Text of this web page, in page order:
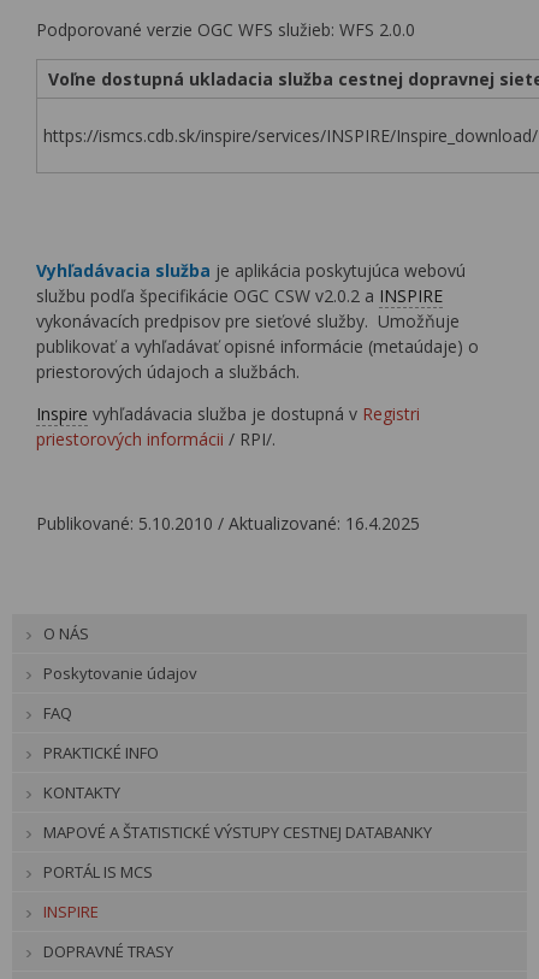
Podporované verzie OGC WFS služieb: WFS 2.0.0
Voľne dostupná ukladacia služba cestnej dopravnej
https://ismcs.cdb.sk/inspire/services/INSPIRE/
Vyhľadávacia služba je aplikácia poskytujúca webovú
službu podľa špecifikácie OGC CSW v2.0.2 a INSPIRE
vykonávacích predpisov pre sieťové služby. Umožňuje
publikovať a vyhľadávať opisné informácie (metaúdaje) o
priestorových údajoch a službách.
Inspire vyhľadávacia služba je dostupná v Registri
priestorových informácii / RPI/.
Publikované: 5.10.2010 / Aktualizované: 16.4.2025
O NÁS
Poskytovanie údajov
FAQ
PRAKTICKÉ INFO
KONTAKTY
MAPOVÉ A ŠTATISTICKÉ VÝSTUPY CESTNEJ DATABANKY
PORTÁL IS MCS
INSPIRE
DOPRAVNÉ TRASY